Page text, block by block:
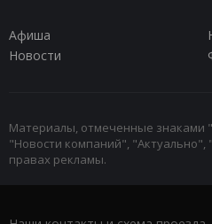
Афиша
Новости
Материалы, отмеченные знаками
"Новости компаний", "Актуально",
правах рекламы.